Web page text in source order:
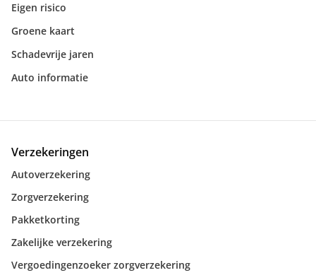
Eigen risico
Groene kaart
Schadevrije jaren
Auto informatie
Verzekeringen
Autoverzekering
Zorgverzekering
Pakketkorting
Zakelijke verzekering
Vergoedingenzoeker zorgverzekering